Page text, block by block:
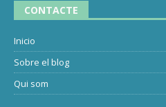
CONTACTE
Inicio
Sobre el blog
Qui som